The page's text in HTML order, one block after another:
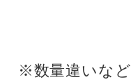
※数量違いな